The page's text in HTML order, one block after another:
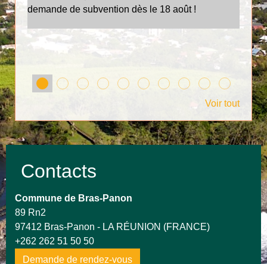
demande de subvention dès le 18 août !
Voir tout
Contacts
Commune de Bras-Panon
89 Rn2
97412 Bras-Panon - LA RÉUNION (FRANCE)
+262 262 51 50 50
Demande de rendez-vous